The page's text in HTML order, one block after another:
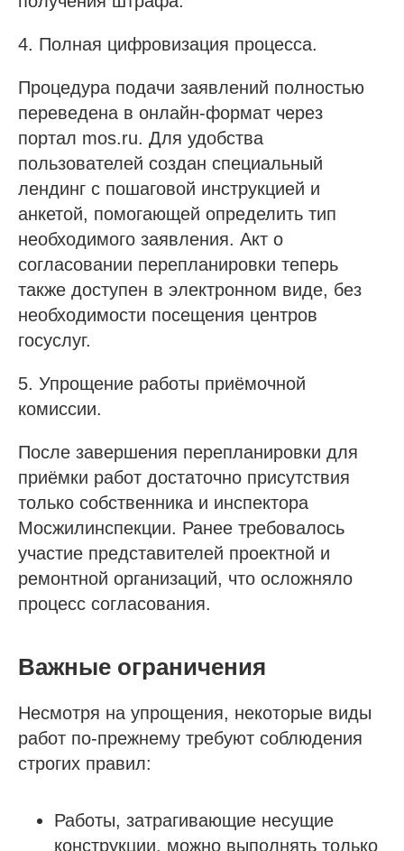
4. Полная цифровизация процесса.
Процедура подачи заявлений полностью
переведена в онлайн-формат через
портал mos.ru. Для удобства
пользователей создан специальный
лендинг с пошаговой инструкцией и
анкетой, помогающей определить тип
необходимого заявления. Акт о
согласовании перепланировки теперь
также доступен в электронном виде, без
необходимости посещения центров
госуслуг.
5. Упрощение работы приёмочной
комиссии.
После завершения перепланировки для
приёмки работ достаточно присутствия
только собственника и инспектора
Мосжилинспекции. Ранее требовалось
участие представителей проектной и
ремонтной организаций, что осложняло
процесс согласования.
Важные ограничения
Несмотря на упрощения, некоторые виды
работ по-прежнему требуют соблюдения
строгих правил:
Работы, затрагивающие несущие
конструкции, можно выполнять только